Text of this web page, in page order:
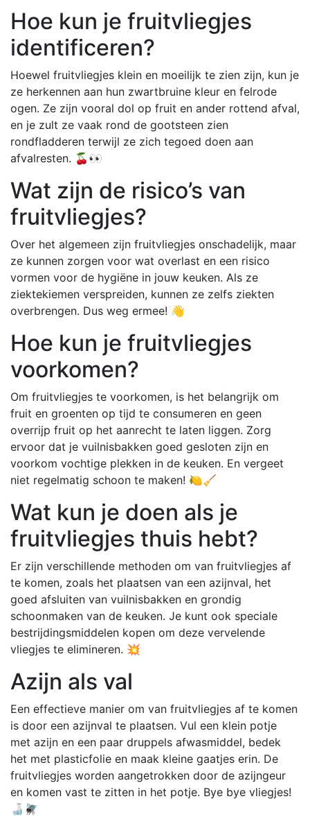
Hoe kun je fruitvliegjes
identificeren?
Hoewel fruitvliegjes klein en moeilijk te zien zijn, kun je
ze herkennen aan hun zwartbruine kleur en felrode
ogen. Ze zijn vooral dol op fruit en ander rottend afval,
en je zult ze vaak rond de gootsteen zien
rondfladderen terwijl ze zich tegoed doen aan
afvalresten. 🍒👀
Wat zijn de risico’s van
fruitvliegjes?
Over het algemeen zijn fruitvliegjes onschadelijk, maar
ze kunnen zorgen voor wat overlast en een risico
vormen voor de hygiëne in jouw keuken. Als ze
ziektekiemen verspreiden, kunnen ze zelfs ziekten
overbrengen. Dus weg ermee! 👋
Hoe kun je fruitvliegjes
voorkomen?
Om fruitvliegjes te voorkomen, is het belangrijk om
fruit en groenten op tijd te consumeren en geen
overrijp fruit op het aanrecht te laten liggen. Zorg
ervoor dat je vuilnisbakken goed gesloten zijn en
voorkom vochtige plekken in de keuken. En vergeet
niet regelmatig schoon te maken! 🍋🧹
Wat kun je doen als je
fruitvliegjes thuis hebt?
Er zijn verschillende methoden om van fruitvliegjes af
te komen, zoals het plaatsen van een azijnval, het
goed afsluiten van vuilnisbakken en grondig
schoonmaken van de keuken. Je kunt ook speciale
bestrijdingsmiddelen kopen om deze vervelende
vliegjes te elimineren. 💥
Azijn als val
Een effectieve manier om van fruitvliegjes af te komen
is door een azijnval te plaatsen. Vul een klein potje
met azijn en een paar druppels afwasmiddel, bedek
het met plasticfolie en maak kleine gaatjes erin. De
fruitvliegjes worden aangetrokken door de azijngeur
en komen vast te zitten in het potje. Bye bye vliegjes!
🍶🪰